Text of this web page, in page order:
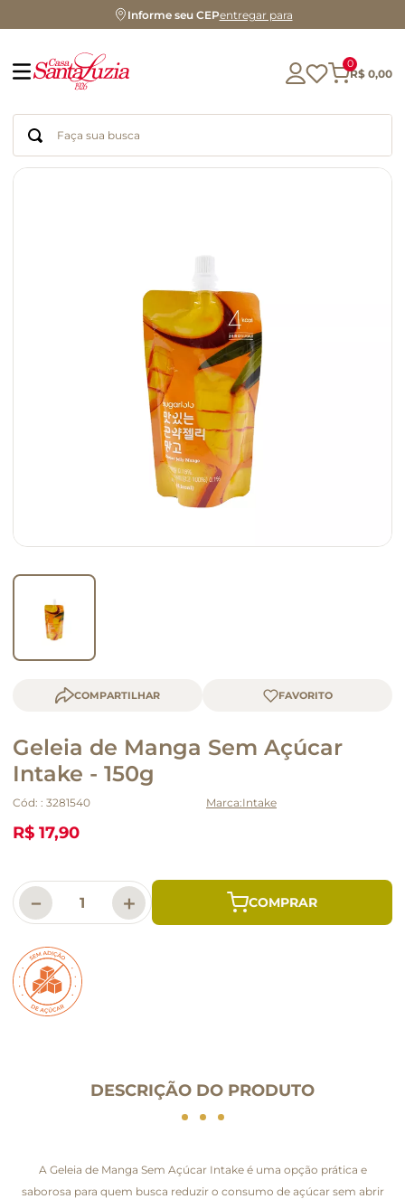
Informe seu CEPentregar para
0
R$ 0,00
Faça sua busca
COMPARTILHAR
Geleia de Manga Sem Açúcar
Intake - 150g
Cód: : 3281540 Intake
R$ 17,90
＋
－
DESCRIÇÃO DO PRODUTO
A Geleia de Manga Sem Açúcar Intake é uma opção prática e
saborosa para quem busca reduzir o consumo de açúcar sem abrir